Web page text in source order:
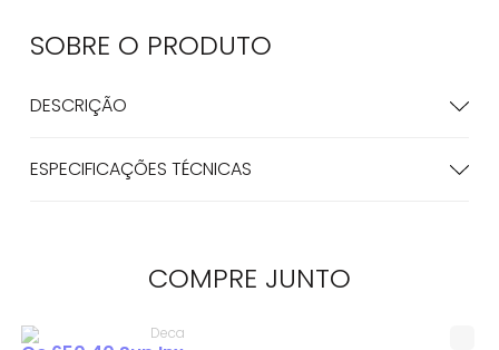
SOBRE O PRODUTO
DESCRIÇÃO
ESPECIFICAÇÕES TÉCNICAS
COMPRE JUNTO
Deca